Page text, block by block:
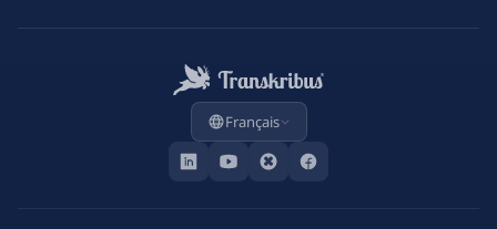
Français